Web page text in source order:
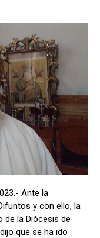
Ante la
y con ello, la
de la Diócesis de
que se ha ido